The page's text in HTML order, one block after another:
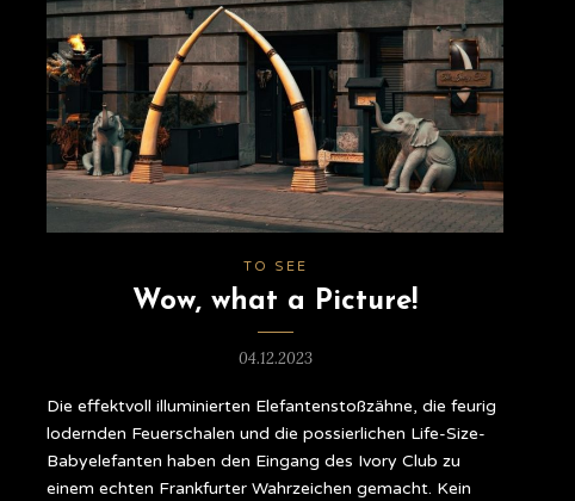
TO SEE
Wow, what a Picture!
04.12.2023
Die effektvoll illuminierten Elefantenstoßzähne, die feurig
lodernden Feuerschalen und die possierlichen Life-Size-
Babyelefanten haben den Eingang des Ivory Club zu
einem echten Frankfurter Wahrzeichen gemacht. Kein